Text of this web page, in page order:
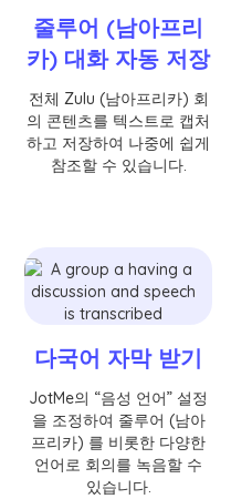
줄루어 (남아프리
카) 대화 자동 저장
전체 Zulu (남아프리카) 회
의 콘텐츠를 텍스트로 캡처
하고 저장하여 나중에 쉽게
참조할 수 있습니다.
다국어 자막 받기
JotMe의 “음성 언어” 설정
을 조정하여 줄루어 (남아
프리카) 를 비롯한 다양한
언어로 회의를 녹음할 수
있습니다.